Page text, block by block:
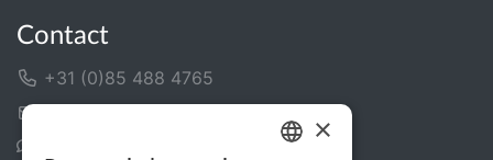
Contact
+31 (0)85 488 4765
×